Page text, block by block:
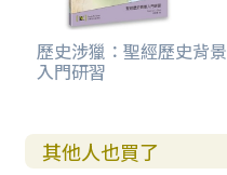
歷史涉獵：聖經歷史背景
入門研習
其他人也買了